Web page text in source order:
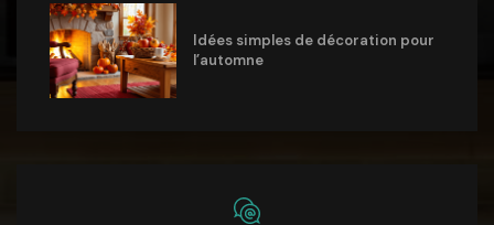
Idées simples de décoration pour
l’automne